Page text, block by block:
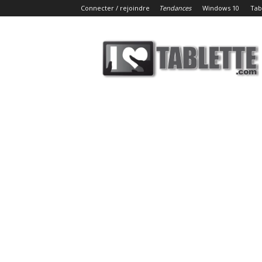
Connecter / rejoindre Tendances Windows 10